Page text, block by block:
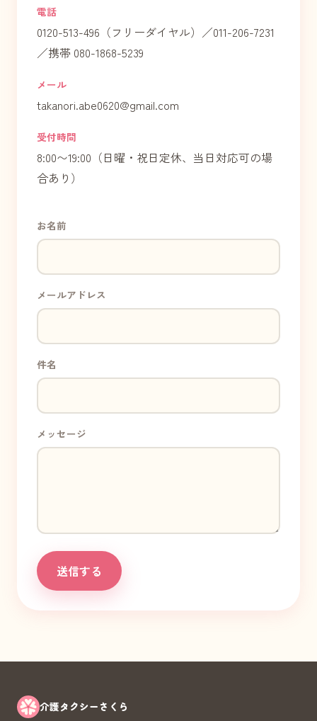
電話
0120-513-496（フリーダイヤル）／011-206-7231
／携帯 080-1868-5239
メール
takanori.abe0620@gmail.com
受付時間
8:00〜19:00（日曜・祝日定休、当日対応可の場
合あり）
お名前
メールアドレス
件名
メッセージ
送信する
介護タクシーさくら